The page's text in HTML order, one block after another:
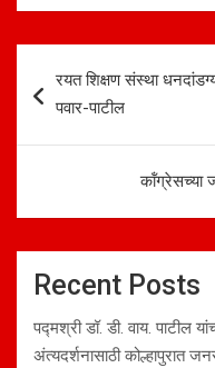
navigation
रयत शिक्षण संस्था
पवार-पाटील
कॉंग्रेसच्या
Recent Posts
पद्मश्री डॉ. डी. वाय. पाटील
अंत्यदर्शनासाठी कोल्हापुरात